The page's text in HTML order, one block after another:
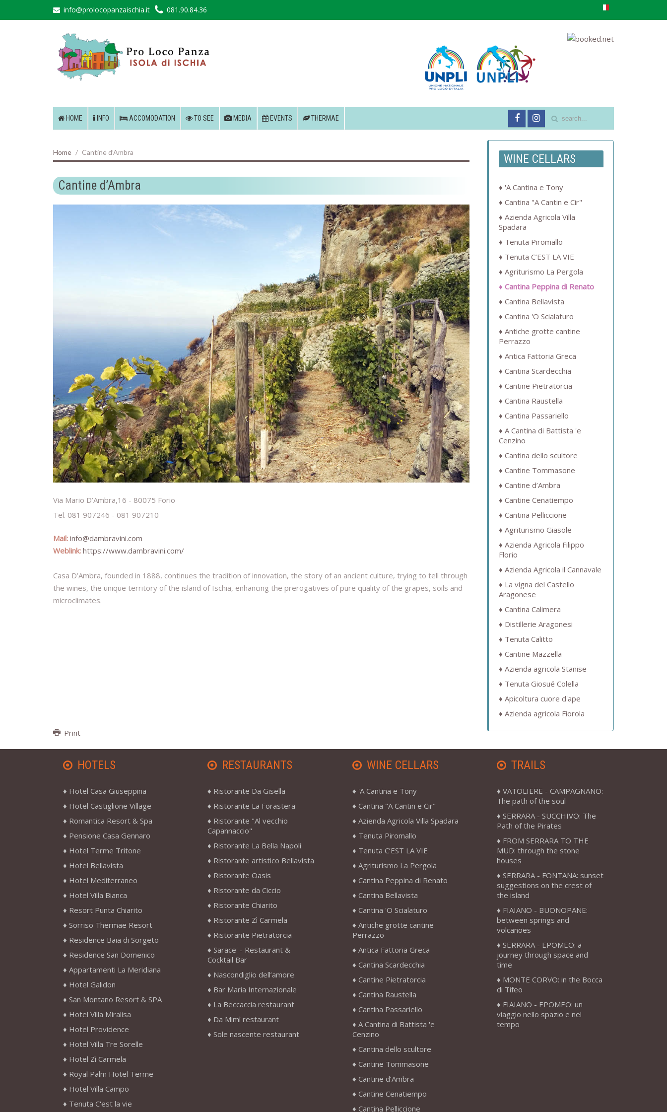
info@prolocopanzaischia.it 081.90.84.36
HOME INFO ACCOMODATION TO SEE MEDIA EVENTS THERMAE
Home Cantine d’Ambra
Cantine d’Ambra
Via Mario D’Ambra,16 - 80075 Forio
Tel. 081 907246 - 081 907210
Mail: info@dambravini.com
Weblink: https://www.dambravini.com/
Casa D’Ambra, founded in 1888, continues the tradition of innovation, the story of an ancient culture, trying to tell through
the wines, the unique territory of the island of Ischia, enhancing the prerogatives of pure quality of the grapes, soils and
microclimates.
Print
WINE CELLARS
'A Cantina e Tony
Cantina "A Cantin e Cir"
Azienda Agricola Villa
Spadara
Tenuta Piromallo
Tenuta C’EST LA VIE
Agriturismo La Pergola
Cantina Peppina di Renato
Cantina Bellavista
Cantina 'O Scialaturo
Antiche grotte cantine
Perrazzo
Antica Fattoria Greca
Cantina Scardecchia
Cantine Pietratorcia
Cantina Raustella
Cantina Passariello
A Cantina di Battista 'e
Cenzino
Cantina dello scultore
Cantine Tommasone
Cantine d’Ambra
Cantine Cenatiempo
Cantina Pelliccione
Agriturismo Giasole
Azienda Agricola Filippo
Florio
Azienda Agricola il Cannavale
La vigna del Castello
Aragonese
Cantina Calimera
Distillerie Aragonesi
Tenuta Calitto
Cantine Mazzella
Azienda agricola Stanise
Tenuta Giosué Colella
Apicoltura cuore d'ape
Azienda agricola Fiorola
HOTELS
Hotel Casa Giuseppina
Hotel Castiglione Village
Romantica Resort & Spa
Pensione Casa Gennaro
Hotel Terme Tritone
Hotel Bellavista
Hotel Mediterraneo
Hotel Villa Bianca
Resort Punta Chiarito
Sorriso Thermae Resort
Residence Baia di Sorgeto
Residence San Domenico
Appartamenti La Meridiana
Hotel Galidon
San Montano Resort & SPA
Hotel Villa Miralisa
Hotel Providence
Hotel Villa Tre Sorelle
Hotel Zì Carmela
Royal Palm Hotel Terme
Hotel Villa Campo
Tenuta C'est la vie
RESTAURANTS
Ristorante Da Gisella
Ristorante La Forastera
Ristorante "Al vecchio
Capannaccio"
Ristorante La Bella Napoli
Ristorante artistico Bellavista
Ristorante Oasis
Ristorante da Ciccio
Ristorante Chiarito
Ristorante Zì Carmela
Ristorante Pietratorcia
Sarace' - Restaurant &
Cocktail Bar
Nascondiglio dell’amore
Bar Maria Internazionale
La Beccaccia restaurant
Da Mimì restaurant
Sole nascente restaurant
WINE CELLARS
'A Cantina e Tony
Cantina "A Cantin e Cir"
Azienda Agricola Villa Spadara
Tenuta Piromallo
Tenuta C’EST LA VIE
Agriturismo La Pergola
Cantina Peppina di Renato
Cantina Bellavista
Cantina 'O Scialaturo
Antiche grotte cantine
Perrazzo
Antica Fattoria Greca
Cantina Scardecchia
Cantine Pietratorcia
Cantina Raustella
Cantina Passariello
A Cantina di Battista 'e
Cenzino
Cantina dello scultore
Cantine Tommasone
Cantine d’Ambra
Cantine Cenatiempo
Cantina Pelliccione
TRAILS
VATOLIERE - CAMPAGNANO:
The path of the soul
SERRARA - SUCCHIVO: The
Path of the Pirates
FROM SERRARA TO THE
MUD: through the stone
houses
SERRARA - FONTANA: sunset
suggestions on the crest of
the island
FIAIANO - BUONOPANE:
between springs and
volcanoes
SERRARA - EPOMEO: a
journey through space and
time
MONTE CORVO: in the Bocca
di Tifeo
FIAIANO - EPOMEO: un
viaggio nello spazio e nel
tempo